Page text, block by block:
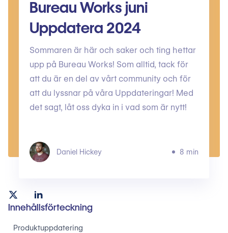
Bureau Works juni
Uppdatera 2024
Sommaren är här och saker och ting hettar
upp på Bureau Works! Som alltid, tack för
att du är en del av vårt community och för
att du lyssnar på våra Uppdateringar! Med
det sagt, låt oss dyka in i vad som är nytt!
Daniel Hickey 8 min
Innehållsförteckning
Produktuppdatering